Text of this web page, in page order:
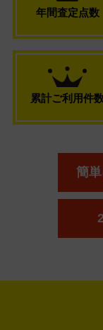
年間査定点数
累計ご利用件
簡